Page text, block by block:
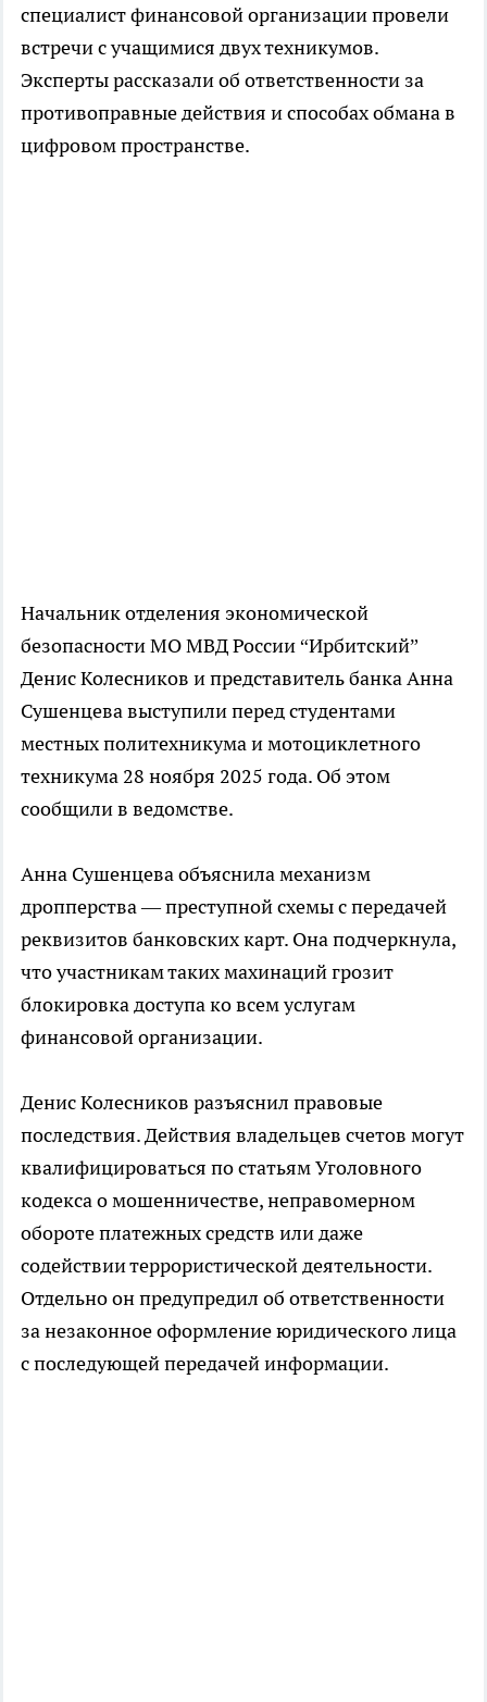
специалист финансовой организации провели
встречи с учащимися двух техникумов.
Эксперты рассказали об ответственности за
противоправные действия и способах обмана в
цифровом пространстве.
Начальник отделения экономической
безопасности МО МВД России “Ирбитский”
Денис Колесников и представитель банка Анна
Сушенцева выступили перед студентами
местных политехникума и мотоциклетного
техникума 28 ноября 2025 года. Об этом
сообщили в ведомстве.
Анна Сушенцева объяснила механизм
дропперства — преступной схемы с передачей
реквизитов банковских карт. Она подчеркнула,
что участникам таких махинаций грозит
блокировка доступа ко всем услугам
финансовой организации.
Денис Колесников разъяснил правовые
последствия. Действия владельцев счетов могут
квалифицироваться по статьям Уголовного
кодекса о мошенничестве, неправомерном
обороте платежных средств или даже
содействии террористической деятельности.
Отдельно он предупредил об ответственности
за незаконное оформление юридического лица
с последующей передачей информации.